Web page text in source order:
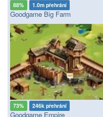
88% 1.0m přehrání
Goodgame Big Farm
73% 246k přehrání
Goodgame Empire